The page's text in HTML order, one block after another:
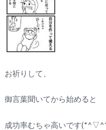
お祈りして、
御言葉聞いてから始めると
成功率むちゃ高いです